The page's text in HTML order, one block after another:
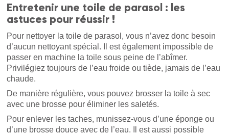
Entretenir une toile de parasol : les
astuces pour réussir !
Pour nettoyer la toile de parasol, vous n’avez donc besoin
d’aucun nettoyant spécial. Il est également impossible de
passer en machine la toile sous peine de l’abîmer.
Privilégiez toujours de l’eau froide ou tiède, jamais de l’eau
chaude.
De manière régulière, vous pouvez brosser la toile à sec
avec une brosse pour éliminer les saletés.
Pour enlever les taches, munissez-vous d’une éponge ou
d’une brosse douce avec de l’eau. Il est aussi possible